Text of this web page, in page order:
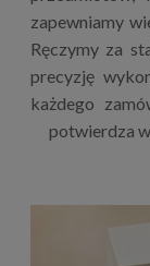
zapewniamy
Ręczymy za
precyzję
każdego
potwierdza